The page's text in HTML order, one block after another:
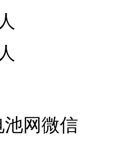
池网微信